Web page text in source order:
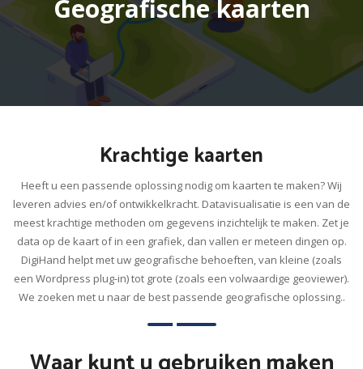
Geografische kaarten
Krachtige kaarten
Heeft u een passende oplossing nodig om kaarten te maken? Wij
leveren advies en/of ontwikkelkracht. Datavisualisatie is een van de
meest krachtige methoden om gegevens inzichtelijk te maken. Zet je
data op de kaart of in een grafiek, dan vallen er meteen dingen op.
DigiHand helpt met uw geografische behoeften, van kleine (zoals
een Wordpress plug-in) tot grote (zoals een volwaardige geoviewer).
We zoeken met u naar de best passende geografische oplossing..